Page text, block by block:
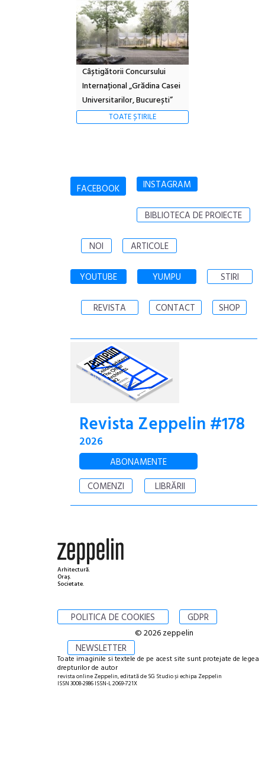
Câștigătorii Concursului
Internațional „Grădina Casei
Universitarilor, București”
TOATE ȘTIRILE
FACEBOOK INSTAGRAM
BIBLIOTECA DE PROIECTE
NOI ARTICOLE
YOUTUBE YUMPU STIRI
REVISTA CONTACT SHOP
Revista Zeppelin #178
2026
ABONAMENTE
COMENZI
LIBRĂRII
Arhitectură.
Oraș.
Societate.
POLITICA DE COOKIES GDPR
NEWSLETTER
© 2026 zeppelin
Toate imaginile si textele de pe acest site sunt protejate de legea
drepturilor de autor
revista online Zeppelin, editată de SG Studio și echipa Zeppelin
ISSN 3008-2986 ISSN-L 2069-721X